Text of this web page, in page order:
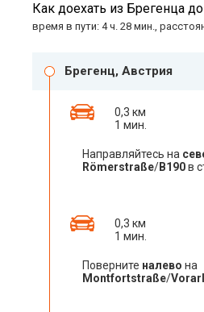
Как доехать из Брегенца
время в пути: 4 ч. 28 мин.,
Брегенц, Австрия
0,3 км
1 мин.
Направляйтесь на
Römerstraße/B190в
0,3 км
1 мин.
Поверните налево на
Montfortstraße/